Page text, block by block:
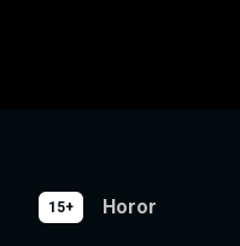
15+ Horor